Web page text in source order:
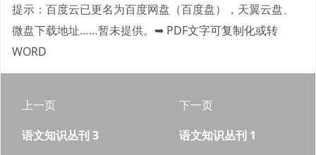
提示：百度云已更名为百度网盘（百度盘），天翼云盘、
微盘下载地址……暂未提供。 ➥ PDF文字可复制化或转
WORD
上一页
语文知识丛刊 3
下一页
语文知识丛刊 1